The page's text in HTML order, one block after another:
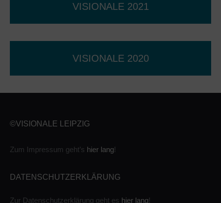
VISIONALE 2021
VISIONALE 2020
©VISIONALE LEIPZIG
Zum Impressum geht’s hier lang!
DATENSCHUTZERKLÄRUNG
Zur Datenschutzerklärung geht es hier lang!